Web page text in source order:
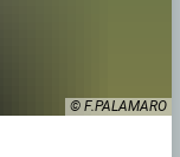
© F.PALAMARO